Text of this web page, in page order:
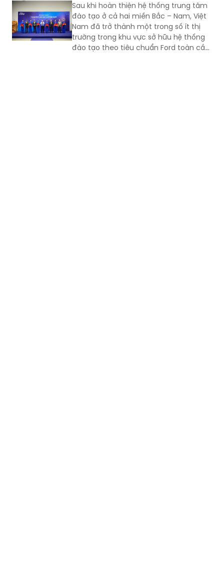
không ngừng nâng cao năng lực cạnh
tranh.
Sau khi hoàn thiện hệ thống trung tâm
đào tạo ở cả hai miền Bắc – Nam, Việt
Nam đã trở thành một trong số ít thị
trường trong khu vực sở hữu hệ thống
đào tạo theo tiêu chuẩn Ford toàn cầu,